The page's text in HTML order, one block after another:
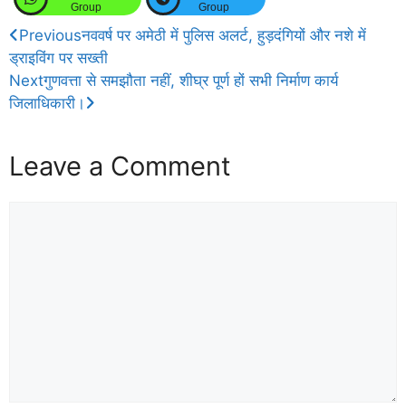
Group Group
Previousनववर्ष पर अमेठी में पुलिस अलर्ट, हुड़दंगियों और नशे में
ड्राइविंग पर सख्ती
Nextगुणवत्ता से समझौता नहीं, शीघ्र पूर्ण हों सभी निर्माण कार्य
जिलाधिकारी।
Leave a Comment